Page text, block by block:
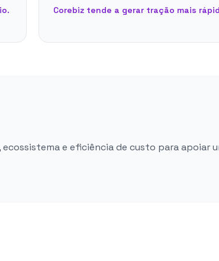
Corebiz tende a gerar tração mais
e eficiência de custo para apoiar